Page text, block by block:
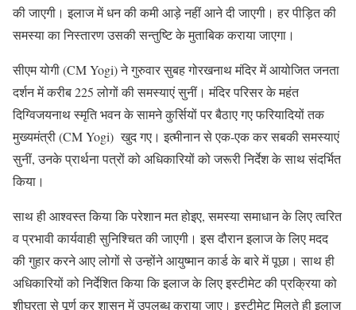
की जाएगी। इलाज में धन की कमी आड़े नहीं आने दी जाएगी। हर पीड़ित की
समस्या का निस्तारण उसकी सन्तुष्टि के मुताबिक कराया जाएगा।
सीएम योगी (CM Yogi) ने गुरुवार सुबह गोरखनाथ मंदिर में आयोजित जनता
दर्शन में करीब 225 लोगों की समस्याएं सुनीं। मंदिर परिसर के महंत
दिग्विजयनाथ स्मृति भवन के सामने कुर्सियों पर बैठाए गए फरियादियों तक
मुख्यमंत्री (CM Yogi) खुद गए। इत्मीनान से एक-एक कर सबकी समस्याएं
सुनीं, उनके प्रार्थना पत्रों को अधिकारियों को जरूरी निर्देश के साथ संदर्भित
किया।
साथ ही आश्वस्त किया कि परेशान मत होइए, समस्या समाधान के लिए त्वरित
व प्रभावी कार्यवाही सुनिश्चित की जाएगी। इस दौरान इलाज के लिए मदद
की गुहार करने आए लोगों से उन्होंने आयुष्मान कार्ड के बारे में पूछा। साथ ही
अधिकारियों को निर्देशित किया कि इलाज के लिए इस्टीमेट की प्रक्रिया को
शीघ्रता से पूर्ण कर शासन में उपलब्ध कराया जाए। इस्टीमेट मिलते ही इलाज